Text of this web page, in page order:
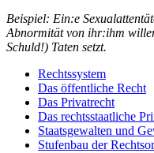
Beispiel: Ein:e
Abnormität von ihr:ihm
Schuld!) Taten setzt.
Rechtssystem
Das öffentliche Recht
Das Privatrecht
Das rechtsstaatliche
Staatsgewalten und
Stufenbau der